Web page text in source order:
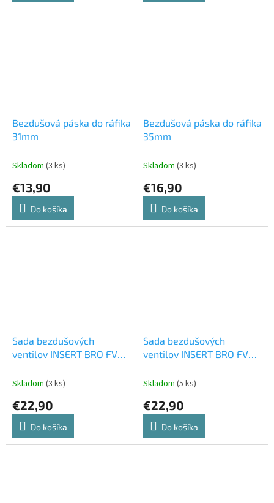
Bezdušová páska do ráfika
31mm
Skladom (3 ks)
€13,90
Do košíka
Bezdušová páska do ráfika
35mm
Skladom (3 ks)
€16,90
Do košíka
Sada bezdušových
ventilov INSERT BRO FV
Skladom (3 ks)
€22,90
Do košíka
Sada bezdušových
ventilov INSERT BRO FV
Skladom (5 ks)
€22,90
Do košíka